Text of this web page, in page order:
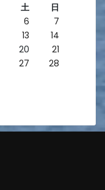
土
日
6
7
13
14
20
21
27
28